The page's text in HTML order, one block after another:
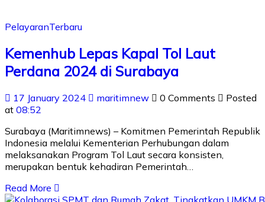
PelayaranTerbaru
Kemenhub Lepas Kapal Tol Laut
Perdana 2024 di Surabaya
17 January 2024 maritimnew 0 Comments
Posted
at 08:52
Surabaya (Maritimnews) – Komitmen Pemerintah Republik
Indonesia melalui Kementerian Perhubungan dalam
melaksanakan Program Tol Laut secara konsisten,
merupakan bentuk kehadiran Pemerintah…
Read More